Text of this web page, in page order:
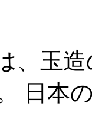
、玉
日本